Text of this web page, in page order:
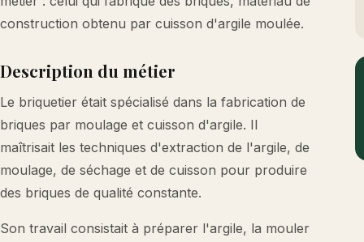
construction obtenu par cuisson d'argile moulée.
Description du métier
Le briquetier était spécialisé dans la fabrication de
briques par moulage et cuisson d'argile. Il
maîtrisait les techniques d'extraction de l'argile, de
moulage, de séchage et de cuisson pour produire
des briques de qualité constante.
Son travail consistait à préparer l'argile, la mouler